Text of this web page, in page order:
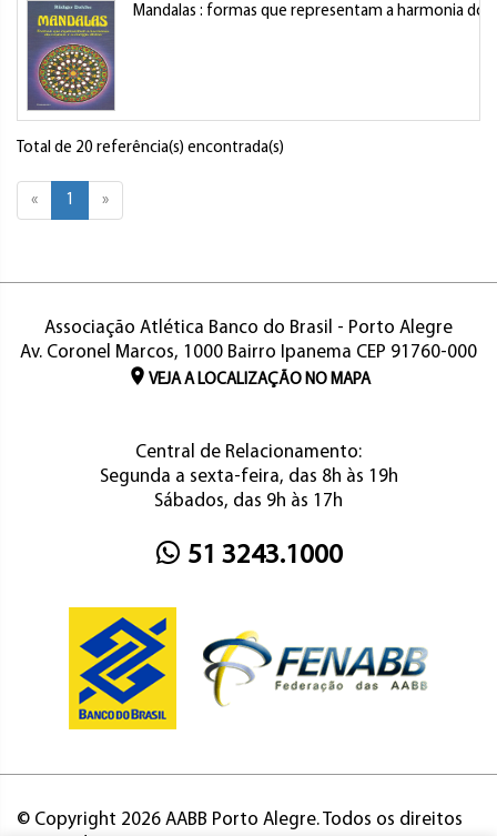
Mandalas : formas que representam a harmonia do
Total de 20 referência(s) encontrada(s)
« 1 »
Associação Atlética Banco do Brasil - Porto Alegre
Av. Coronel Marcos, 1000 Bairro Ipanema CEP 91760-000
VEJA A LOCALIZAÇÃO NO MAPA
Central de Relacionamento:
Segunda a sexta-feira, das 8h às 19h
Sábados, das 9h às 17h
51 3243.1000
© Copyright 2026 AABB Porto Alegre. Todos os direitos